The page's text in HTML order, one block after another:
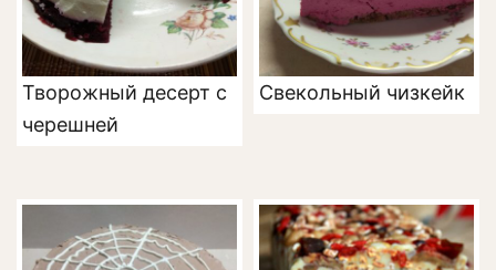
Творожный десерт с
черешней
Свекольный чизкейк